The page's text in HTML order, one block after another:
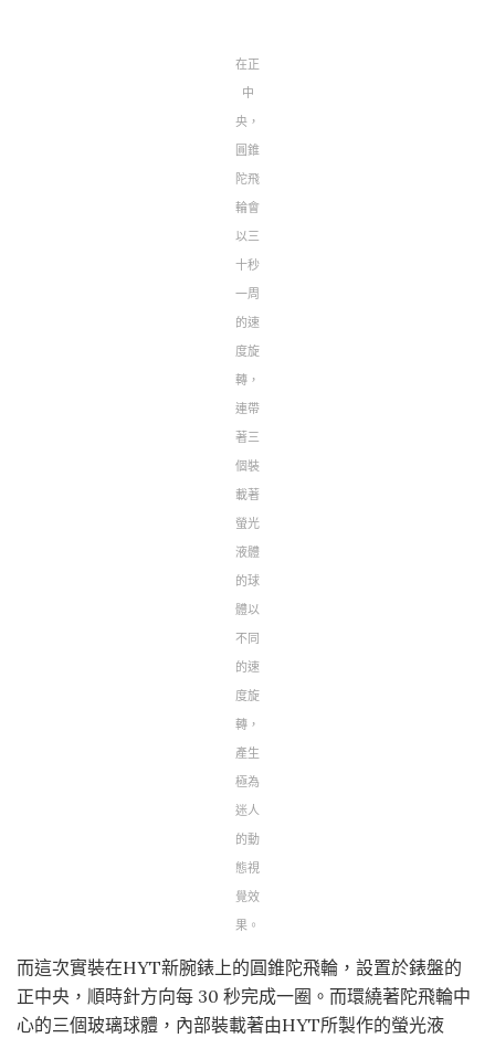
在正
中
央，
圓錐
陀飛
輪會
以三
十秒
一周
的速
度旋
轉，
連帶
著三
個裝
載著
螢光
液體
的球
體以
不同
的速
度旋
轉，
產生
極為
迷人
的動
態視
覺效
果。
而這次實裝在HYT新腕錶上的圓錐陀飛輪，設置於錶盤的
正中央，順時針方向每 30 秒完成一圈。而環繞著陀飛輪中
心的三個玻璃球體，內部裝載著由HYT所製作的螢光液